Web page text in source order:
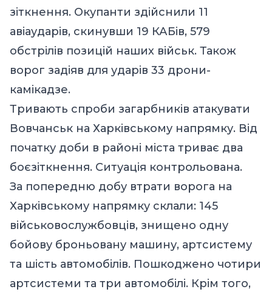
зіткнення. Окупанти здійснили 11
авіаударів, скинувши 19 КАБів, 579
обстрілів позицій наших військ. Також
ворог задіяв для ударів 33 дрони-
камікадзе.
Тривають спроби загарбників атакувати
Вовчанськ на Харківському напрямку. Від
початку доби в районі міста триває два
боєзіткнення. Ситуація контрольована.
За попередню добу втрати ворога на
Харківському напрямку склали: 145
військовослужбовців, знищено одну
бойову броньовану машину, артсистему
та шість автомобілів. Пошкоджено чотири
артсистеми та три автомобілі. Крім того,